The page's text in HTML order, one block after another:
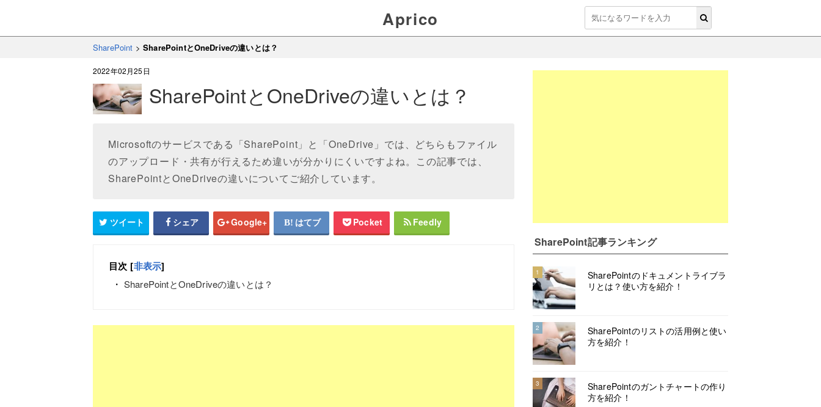
Aprico
SharePoint >SharePointとOneDriveの違いとは？
2022年02月25日
SharePointとOneDriveの違いとは？
Microsoftのサービスである「SharePoint」と「OneDrive」では、どちらもファイル
のアップロード・共有が行えるため違いが分かりにくいですよね。この記事では、
SharePointとOneDriveの違いについてご紹介しています。
ツイート シェア Google+ はてブ Pocket Feedly
目次 [非表示]
SharePointとOneDriveの違いとは？
SharePoint記事ランキング
1
SharePointのドキュメントライブラ
リとは？使い方を紹介！
2
SharePointのリストの活用例と使い
方を紹介！
3
SharePointのガントチャートの作り
方を紹介！